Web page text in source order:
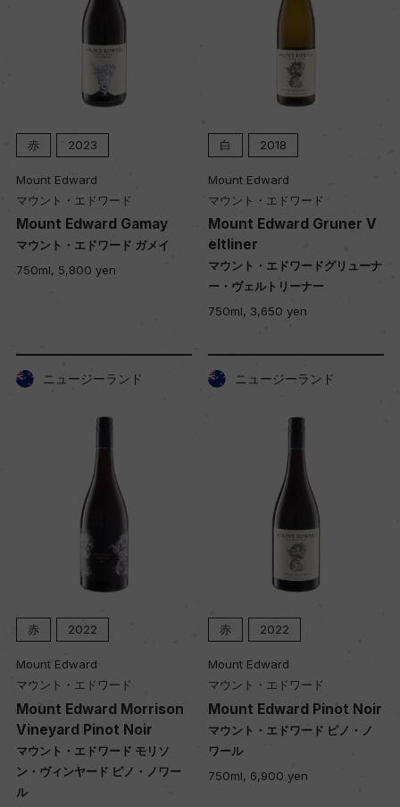
赤 2023
Mount Edward
マウント・エドワード
Mount Edward Gamay
マウント・エドワード ガメイ
750ml, 5,800 yen
白 2018
Mount Edward
マウント・エドワード
Mount Edward Gruner V
eltliner
マウント・エドワードグリューナ
ー・ヴェルトリーナー
750ml, 3,650 yen
ニュージーランド
赤 2022
Mount Edward
マウント・エドワード
Mount Edward Morrison
Vineyard Pinot Noir
マウント・エドワード モリソ
ン・ヴィンヤード ピノ・ノワー
ル
ニュージーランド
赤 2022
Mount Edward
マウント・エドワード
Mount Edward Pinot Noir
マウント・エドワード ピノ・ノ
ワール
750ml, 6,900 yen